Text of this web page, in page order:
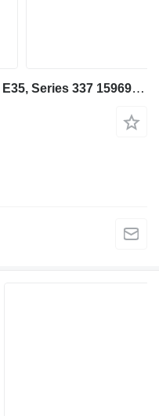
Гидрораспределитель Linde E35, Series 337 159691 для складской техники Linde E35, Series 337